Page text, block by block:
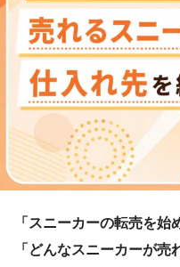
「スニーカーの転売を始
「どんなスニーカーが売